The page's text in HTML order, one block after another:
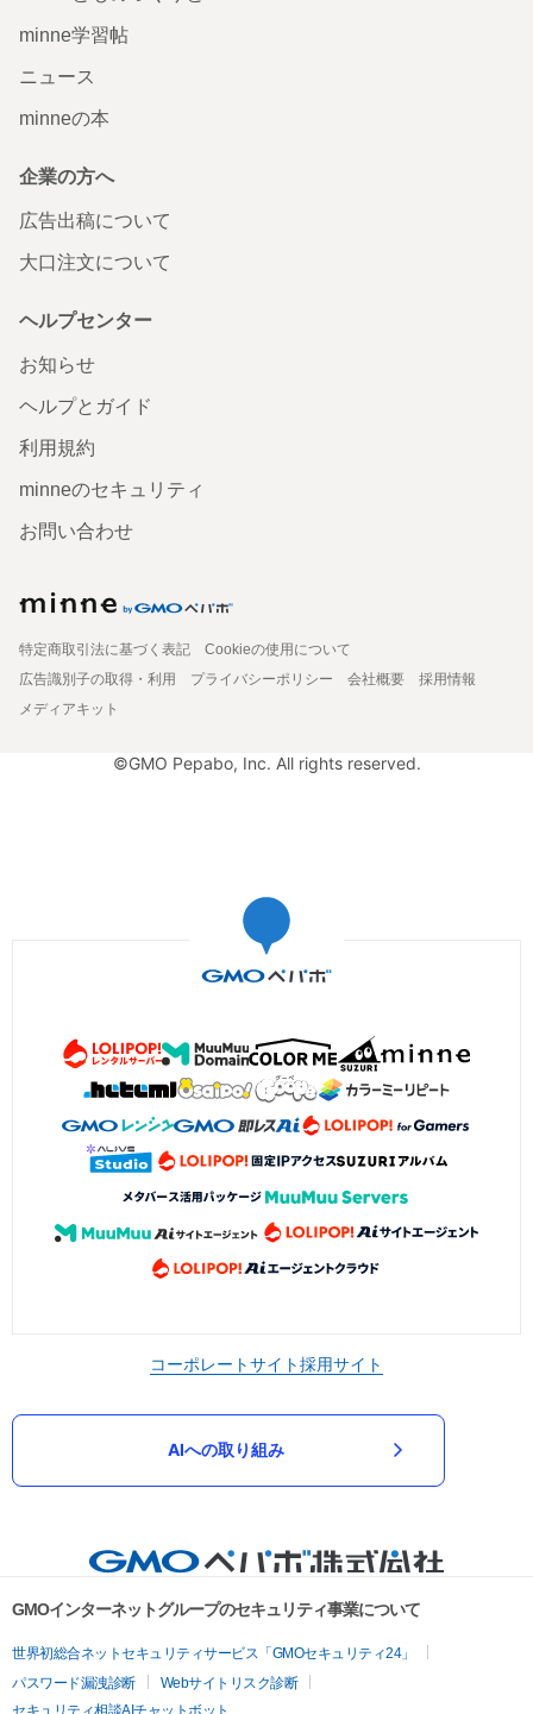
minne学習帖
ニュース
minneの本
企業の方へ
広告出稿について
大口注文について
ヘルプセンター
お知らせ
ヘルプとガイド
利用規約
minneのセキュリティ
お問い合わせ
特定商取引法に基づく表記
Cookieの使用について
広告識別子の取得・利用
プライバシーポリシー 会社概要
採用情報
メディアキット
©GMO Pepabo, Inc. All rights reserved.
コーポレートサイト採用サイト
AIへの取り組み
GMOインターネットグループのセキュリティ事業について
世界初総合ネットセキュリティサービス「GMOセキュリティ24」
パスワード漏洩診断
Webサイトリスク診断
セキュリティ相談AIチャットボット